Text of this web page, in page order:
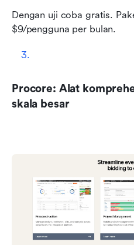
Dengan uji coba gratis.
$9/pengguna per bulan.
Procore: Alat
skala besar